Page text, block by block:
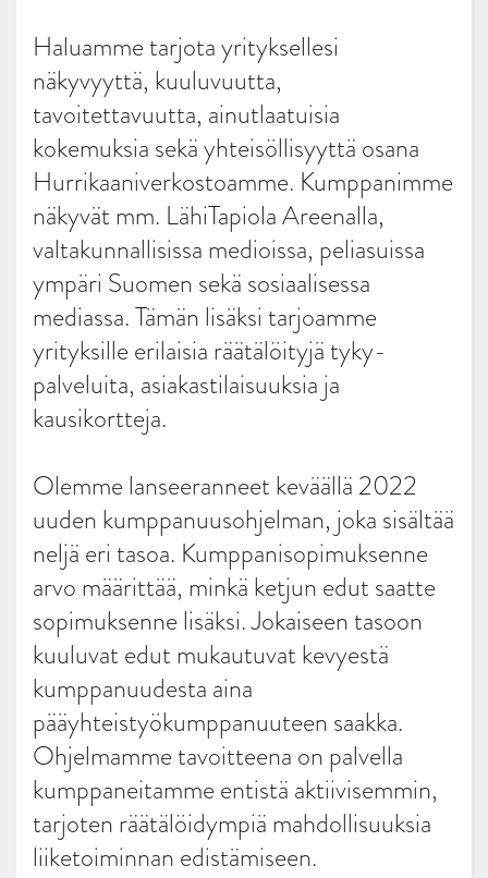
Haluamme tarjota yrityksellesi
näkyvyyttä, kuuluvuutta,
tavoitettavuutta, ainutlaatuisia
kokemuksia sekä yhteisöllisyyttä osana
Hurrikaaniverkostoamme. Kumppanimme
näkyvät mm. LähiTapiola Areenalla,
valtakunnallisissa medioissa, peliasuissa
ympäri Suomen sekä sosiaalisessa
mediassa. Tämän lisäksi tarjoamme
yrityksille erilaisia räätälöityjä tyky-
palveluita, asiakastilaisuuksia ja
kausikortteja.
Olemme lanseeranneet keväällä 2022
uuden kumppanuusohjelman, joka sisältää
neljä eri tasoa. Kumppanisopimuksenne
arvo määrittää, minkä ketjun edut saatte
sopimuksenne lisäksi. Jokaiseen tasoon
kuuluvat edut mukautuvat kevyestä
kumppanuudesta aina
pääyhteistyökumppanuuteen saakka.
Ohjelmamme tavoitteena on palvella
kumppaneitamme entistä aktiivisemmin,
tarjoten räätälöidympiä mahdollisuuksia
liiketoiminnan edistämiseen.